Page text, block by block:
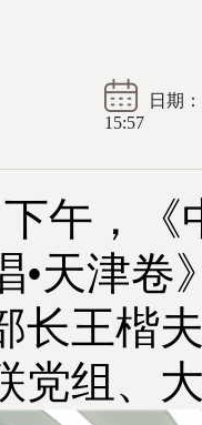
日期
15:57
，《
•天津卷
长王楷
党组、